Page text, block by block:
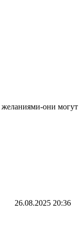
желаниями-они могут
26.08.2025 20:36